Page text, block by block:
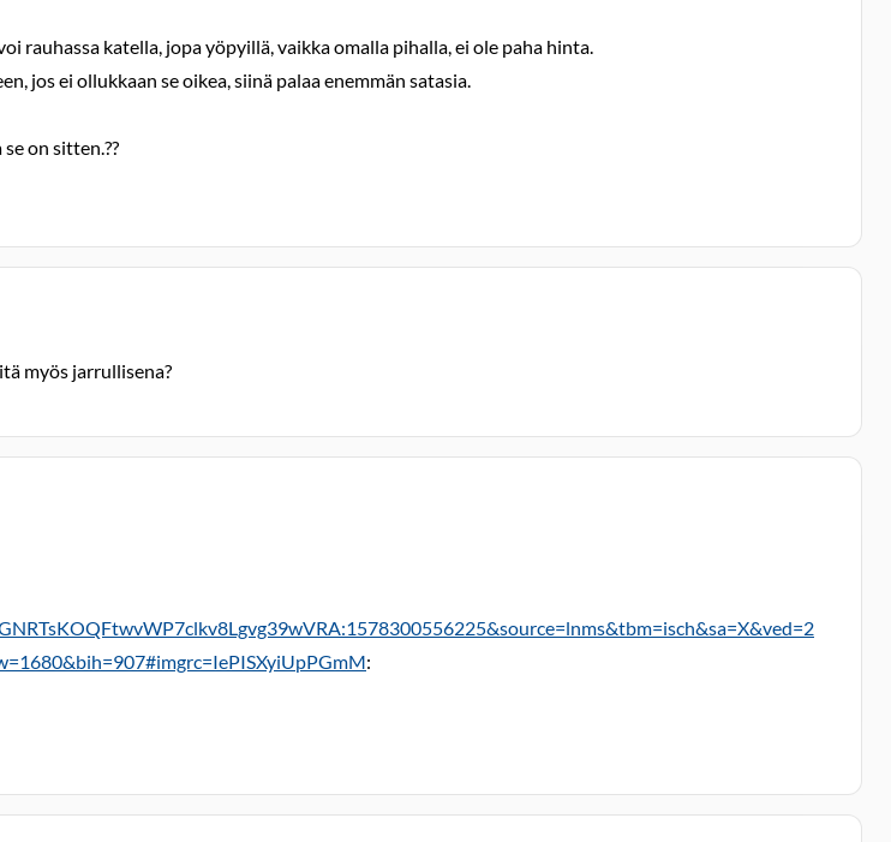
katella, jopa yöpyillä, vaikka omalla pihalla, ei ole paha hinta.
jos ei ollukkaan se oikea, siinä palaa enemmän satasia.
on sitten.??
myös jarrullisena?
: